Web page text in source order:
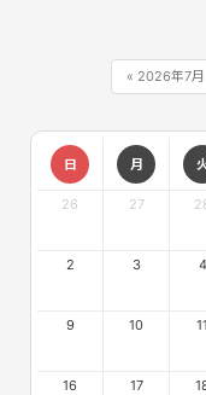
« 2026年7月
日 月
26 27
2 3 4
9 10 11
16 17